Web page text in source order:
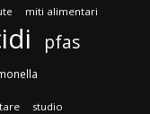
miti alimentari
pfas
studio